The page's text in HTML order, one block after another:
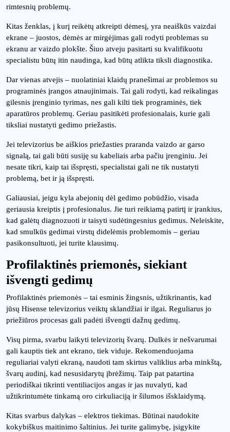
rimtesnių problemų.
Kitas ženklas, į kurį reikėtų atkreipti dėmesį, yra neaiškūs vaizdai
ekrane – juostos, dėmės ar mirgėjimas gali rodyti problemas su
ekranu ar vaizdo plokšte. Šiuo atveju pasitarti su kvalifikuotu
specialistu būtų itin naudinga, kad būtų atlikta tiksli diagnostika.
Dar vienas atvejis – nuolatiniai klaidų pranešimai ar problemos su
programinės įrangos atnaujinimais. Tai gali rodyti, kad reikalingas
gilesnis įrenginio tyrimas, nes gali kilti tiek programinės, tiek
aparatūros problemų. Geriau pasitikėti profesionalais, kurie gali
tiksliai nustatyti gedimo priežastis.
Jei televizorius be aiškios priežasties praranda vaizdo ar garso
signalą, tai gali būti susiję su kabeliais arba pačiu įrenginiu. Jei
nesate tikri, kaip tai išspręsti, specialistai gali ne tik nustatyti
problemą, bet ir ją išspręsti.
Galiausiai, jeigu kyla abejonių dėl gedimo pobūdžio, visada
geriausia kreiptis į profesionalus. Jie turi reikiamą patirtį ir įrankius,
kad galėtų diagnozuoti ir taisyti sudėtingesnius gedimus. Neleiskite,
kad smulkūs gedimai virstų didelėmis problemomis – geriau
pasikonsultuoti, jei turite klausimų.
Profilaktinės priemonės, siekiant
išvengti gedimų
Profilaktinės priemonės – tai esminis žingsnis, užtikrinantis, kad
jūsų Hisense televizorius veiktų sklandžiai ir ilgai. Reguliarus jo
priežiūros procesas gali padėti išvengti dažnų gedimų.
Visų pirma, svarbu laikyti televizorių švarų. Dulkės ir nešvarumai
gali kauptis tiek ant ekrano, tiek viduje. Rekomenduojama
reguliariai valyti ekraną, naudoti tam skirtus valiklius arba minkštą,
švarų audinį, kad nesusidarytų įbrėžimų. Taip pat patartina
periodiškai tikrinti ventiliacijos angas ir jas nuvalyti, kad
užtikrintumėte tinkamą oro cirkuliaciją ir šilumos išsklaidymą.
Kitas svarbus dalykas – elektros tiekimas. Būtinai naudokite
kokybiškus maitinimo šaltinius. Jei turite galimybę, įsigykite